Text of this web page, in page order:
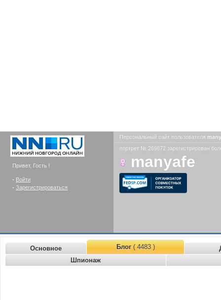
Привет, Гость !
- Войти
- Зарегистрироваться
Персональный сайт пользователя
портрет № 269872 зарегистрирован
manyafe
Основное Блог( 4483 )
Шпионаж